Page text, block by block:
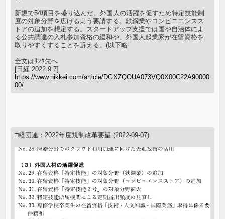
新規で54項目を盛り込んだ。外国人の活躍を促すため特定技能制
度の対象分野を広げるよう要請する。鉄鋼業やコンビニエンスス
トアの追加を想定する。スタートアップ支援では国や自治体によ
る公共調達の入札参加資格の緩和や、外国人起業家が在留資格を
取りやすくすることを訴える。(以下略
全文はﾘﾝｸ先へ
[日経 2022.9.7]
https://www.nikkei.com/article/DGXZQOUA073VQ0X00C22A90000
00/
□経団連：2022年度規制改革要望 (2022-09-07)